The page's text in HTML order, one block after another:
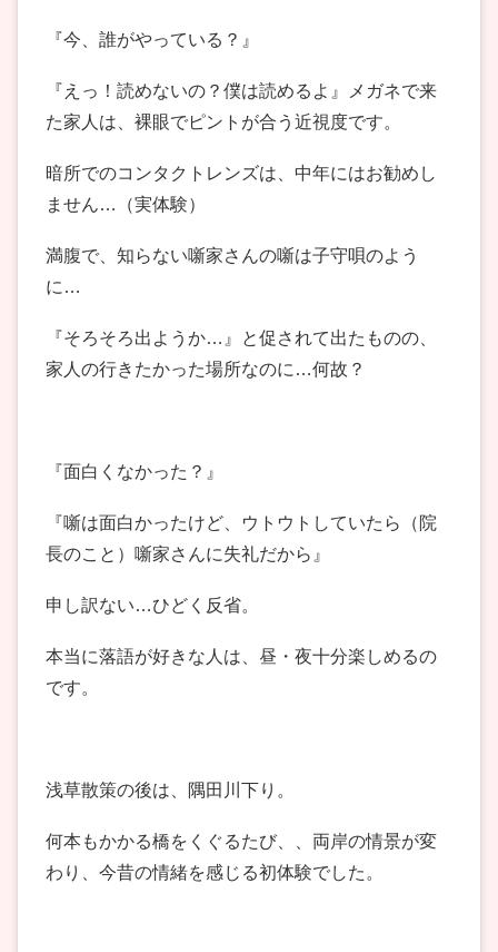
『今、誰がやっている？』
『えっ！読めないの？僕は読めるよ』メガネで来
た家人は、裸眼でピントが合う近視度です。
暗所でのコンタクトレンズは、中年にはお勧めし
ません…（実体験）
満腹で、知らない噺家さんの噺は子守唄のよう
に…
『そろそろ出ようか…』と促されて出たものの、
家人の行きたかった場所なのに…何故？
『面白くなかった？』
『噺は面白かったけど、ウトウトしていたら（院
長のこと）噺家さんに失礼だから』
申し訳ない…ひどく反省。
本当に落語が好きな人は、昼・夜十分楽しめるの
です。
浅草散策の後は、隅田川下り。
何本もかかる橋をくぐるたび、、両岸の情景が変
わり、今昔の情緒を感じる初体験でした。